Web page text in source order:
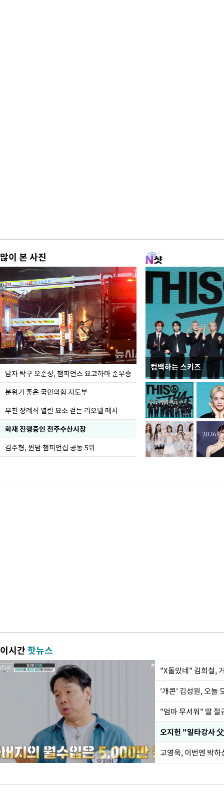
많이 본 사진
남자 탁구 오준성, 챔피언스 요코하마 준우승
분위기 좋은 국민의힘 지도부
부친 장례식 열린 묘소 걷는 리오넬 메시
화재 진행중인 전주수산시장
김주형, 윈덤 챔피언십 공동 5위
컴백하는 스키즈
한-미, UFS연합연습
이시간핫뉴스
"X돌았네" 김희철,
'개콘' 김성원, 오늘